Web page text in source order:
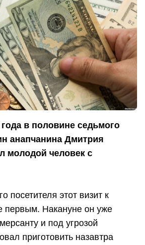
года в половине седьмого
анапчанина Дмитрия
молодой человек с
посетителя этот визит к
первым. Накануне он уже
и под угрозой
приготовить назавтра